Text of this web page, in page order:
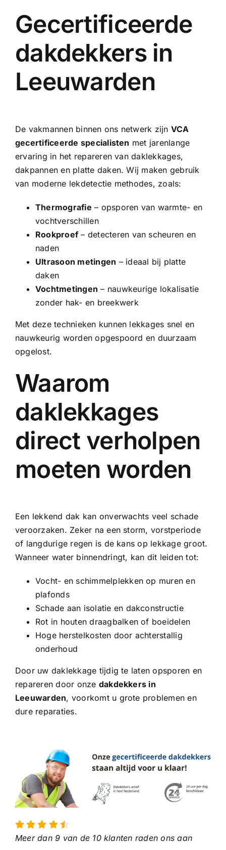
Gecertificeerde
dakdekkers in
Leeuwarden
De vakmannen binnen ons netwerk zijn VCA
gecertificeerde specialisten met jarenlange
ervaring in het repareren van daklekkages,
dakpannen en platte daken. Wij maken gebruik
van moderne lekdetectie methodes, zoals:
Thermografie – opsporen van warmte- en
vochtverschillen
Rookproef– detecteren van scheuren en
naden
Ultrasoon metingen – ideaal bij platte
daken
Vochtmetingen – nauwkeurige lokalisatie
zonder hak- en breekwerk
Met deze technieken kunnen lekkages snel en
nauwkeurig worden opgespoord en duurzaam
opgelost.
Waarom
daklekkages
direct verholpen
moeten worden
Een lekkend dak kan onverwachts veel schade
veroorzaken. Zeker na een storm, vorstperiode
of langdurige regen is de kans op lekkage groot.
Wanneer water binnendringt, kan dit leiden tot:
Vocht- en schimmelplekken op muren en
plafonds
Schade aan isolatie en dakconstructie
Rot in houten draagbalken of boeidelen
Hoge herstelkosten door achterstallig
onderhoud
Door uw daklekkage tijdig te laten opsporen en
repareren door onze dakdekkers in
Leeuwarden, voorkomt u grote problemen en
dure reparaties.
Meer dan 9 van de 10 klanten raden ons aan